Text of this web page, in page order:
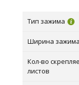
Тип зажима
Ширина зажима
Кол-во
листов